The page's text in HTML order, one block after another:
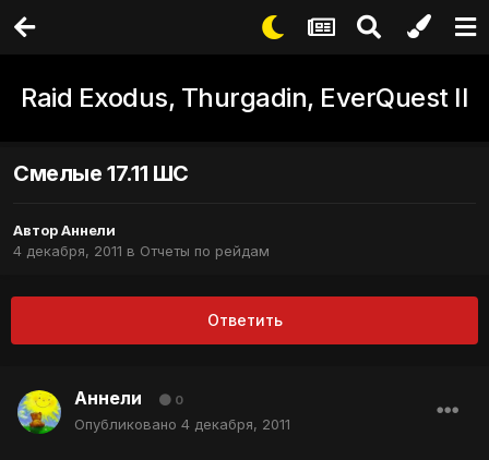
Raid Exodus, Thurgadin, EverQuest II
Смелые 17.11 ШС
АвторАннели
4 декабря, 2011 в Отчеты по рейдам
Ответить
Аннели 0
Опубликовано 4 декабря, 2011